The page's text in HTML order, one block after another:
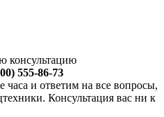
консультацию
555-86-73
и ответим на все вопросы,
Консультация вас ни к